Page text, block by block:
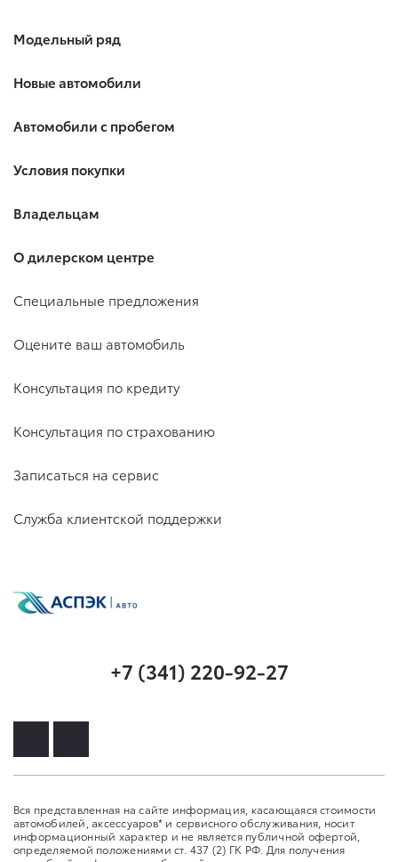
Модельный ряд
Новые автомобили
Автомобили с пробегом
Условия покупки
Владельцам
О дилерском центре
Специальные предложения
Оцените ваш автомобиль
Консультация по кредиту
Консультация по страхованию
Записаться на сервис
Служба клиентской поддержки
+7 (341) 220-92-27
Вся представленная на сайте информация, касающаяся стоимости
автомобилей, аксессуаров* и сервисного обслуживания, носит
информационный характер и не является публичной офертой,
определяемой положениями ст. 437 (2) ГК РФ. Для получения